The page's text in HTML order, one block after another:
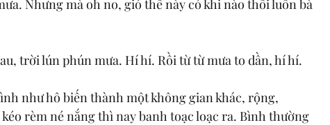
Nhưng mà oh no, gió thế này có khi nào thổi luôn bà
trời lún phún mưa. Hí hí. Rồi từ từ mưa to dần, hí hí.
như hô biến thành một không gian khác, rộng,
rèm né nắng thì nay banh toạc loạc ra. Bình thường